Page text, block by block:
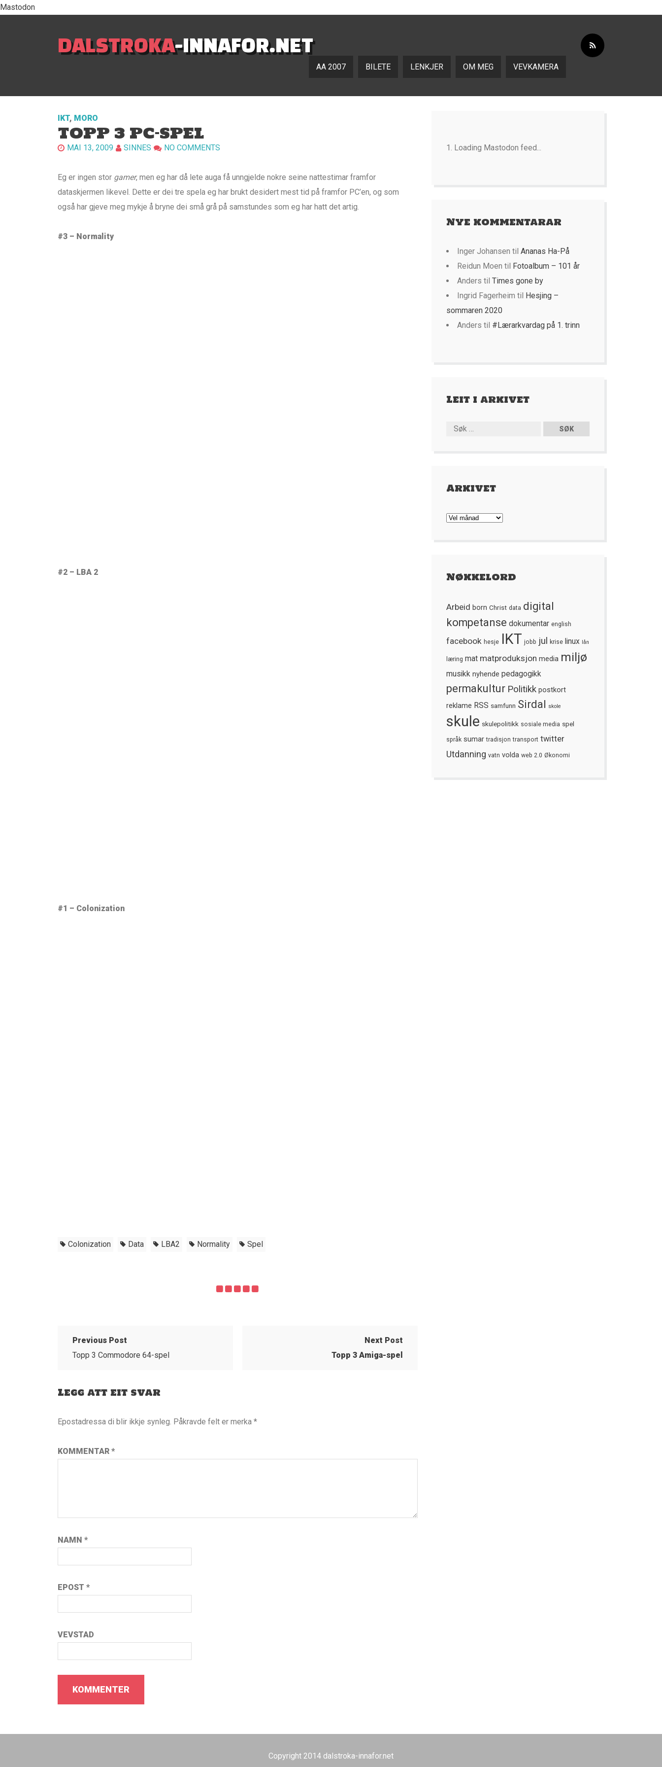
Mastodon
DALSTROKA-INNAFOR.NET
AA 2007 BILETE LENKJER OM MEG VEVKAMERA
IKT, MORO
TOPP 3 PC-SPEL
MAI 13, 2009 SINNES NO COMMENTS
Eg er ingen stor gamer, men eg har då lete auga få unngjelde nokre seine nattestimar framfor
dataskjermen likevel. Dette er dei tre spela eg har brukt desidert mest tid på framfor PC’en, og som
også har gjeve meg mykje å bryne dei små grå på samstundes som eg har hatt det artig.
#3 – Normality
#2 – LBA 2
#1 – Colonization
Colonization Data LBA2 Normality Spel
Previous Post
Topp 3 Commodore 64-spel
Next Post
Topp 3 Amiga-spel
Legg att eit svar
Epostadressa di blir ikkje synleg. Påkravde felt er merka *
KOMMENTAR *
NAMN *
EPOST *
VEVSTAD
Loading Mastodon feed...
Nye kommentarar
Inger Johansen til Ananas Ha-På
Reidun Moen til Fotoalbum – 101 år
Anders til Times gone by
Ingrid Fagerheim til Hesjing –
sommaren 2020
Anders til #Lærarkvardag på 1. trinn
Leit i arkivet
Arkivet
Arkivet
Nøkkelord
Arbeid born Christ data digital
kompetanse dokumentar english
facebook hesje IKT jobb jul krise linux lån
læring mat matproduksjon media miljø
musikk nyhende pedagogikk
permakultur Politikk postkort
reklame RSS samfunn Sirdal skole
skule skulepolitikk sosiale media spel
språk sumar tradisjon transport twitter
Utdanning vatn volda web 2.0 Økonomi
Copyright 2014 dalstroka-innafor.net